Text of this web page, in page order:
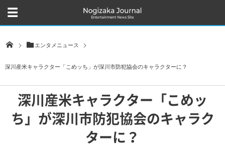
エンタメニュース
深川産米キャラクター「こめッち」が深川市防犯協会のキャラクターに？
深川産米キャラクター「こめッ
ち」が深川市防犯協会のキャラク
ターに？